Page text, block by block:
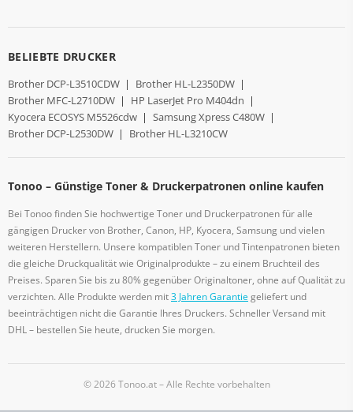
BELIEBTE DRUCKER
Brother DCP-L3510CDW | Brother HL-L2350DW |
Brother MFC-L2710DW | HP LaserJet Pro M404dn |
Kyocera ECOSYS M5526cdw | Samsung Xpress C480W |
Brother DCP-L2530DW | Brother HL-L3210CW
Tonoo – Günstige Toner & Druckerpatronen online kaufen
Bei Tonoo finden Sie hochwertige Toner und Druckerpatronen für alle
gängigen Drucker von Brother, Canon, HP, Kyocera, Samsung und vielen
weiteren Herstellern. Unsere kompatiblen Toner und Tintenpatronen bieten
die gleiche Druckqualität wie Originalprodukte – zu einem Bruchteil des
Preises. Sparen Sie bis zu 80% gegenüber Originaltoner, ohne auf Qualität zu
verzichten. Alle Produkte werden mit3 Jahren Garantiegeliefert und
beeinträchtigen nicht die Garantie Ihres Druckers. Schneller Versand mit
DHL – bestellen Sie heute, drucken Sie morgen.
© 2026 Tonoo.at – Alle Rechte vorbehalten